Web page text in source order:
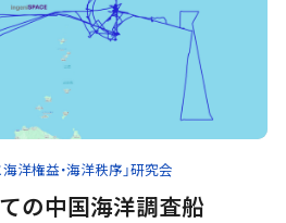
洋権益・海洋秩序」研究会
の中国海洋調査船